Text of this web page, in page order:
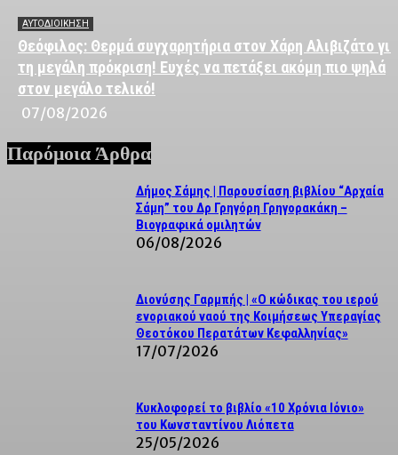
ΑΥΤΟΔΙΟΙΚΗΣΗ
Θεόφιλος: Θερμά συγχαρητήρια στον Χάρη Αλιβιζάτο για
τη μεγάλη πρόκριση! Ευχές να πετάξει ακόμη πιο ψηλά
στον μεγάλο τελικό!
07/08/2026
Παρόμοια Άρθρα
Δήμος Σάμης | Παρουσίαση βιβλίου “Αρχαία
Σάμη” του Δρ Γρηγόρη Γρηγορακάκη –
Βιογραφικά ομιλητών
06/08/2026
Διονύσης Γαρμπής | «Ο κώδικας του ιερού
ενοριακού ναού της Κοιμήσεως Υπεραγίας
Θεοτόκου Περατάτων Κεφαλληνίας»
17/07/2026
Κυκλοφορεί το βιβλίο «10 Χρόνια Ιόνιο»
του Κωνσταντίνου Λιόπετα
25/05/2026